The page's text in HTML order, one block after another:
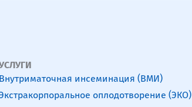
Внутриматочная инсеминация (ВМИ)
оплодотворение (ЭКО)